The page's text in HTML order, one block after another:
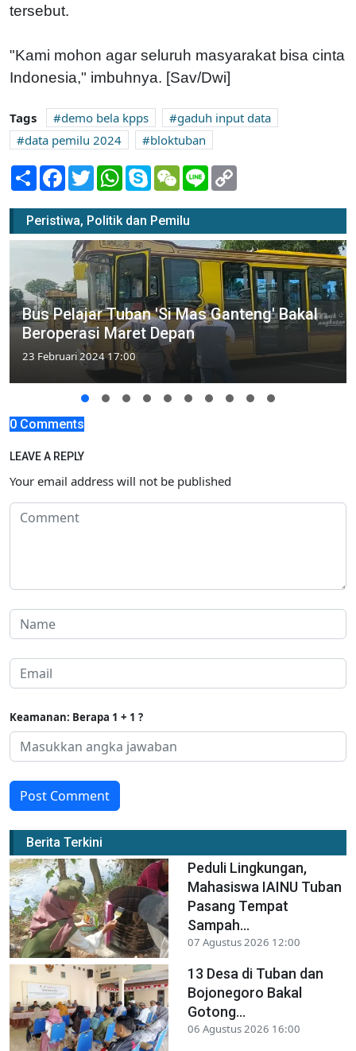
tersebut.
"Kami mohon agar seluruh masyarakat bisa cinta
Indonesia," imbuhnya. [Sav/Dwi]
Tags demo bela kpps
gaduh input data
data pemilu 2024
bloktuban
Share Facebook
TwitterWhatsApp
SkypeWeChatLine
Peristiwa, Politik dan Pemilu
Bus Pelajar Tuban 'Si Mas Ganteng' Bakal
Beroperasi Maret Depan
23 Februari 2024 17:00
0 Comments
LEAVE A REPLY
Your email address will not be published
Keamanan: Berapa 1 + 1 ?
Post Comment
Berita Terkini
Peduli Lingkungan,
Mahasiswa IAINU Tuban
Pasang Tempat
Sampah...
07 Agustus 2026 12:00
13 Desa di Tuban dan
Bojonegoro Bakal
Gotong...
06 Agustus 2026 16:00